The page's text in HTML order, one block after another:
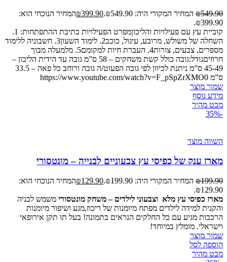
₪549.90 המחיר המקורי היה: ₪549.90. ₪399.90
המחיר הנוכחי הוא:
₪399.90.
קוביית עץ עם פעילויות והליכוןמפרט הפעילויות בתיבת ההתפתחות: 1.
השחלה של משולש, מרובע, עיגול, כוכב2. לימוד השעון3. חשבוניה ללימוד
מספרים, צבעים, צורות4. העברת חיות למקומם5. מלמעלה מבוך
חרוזיםגודל:גובה כולל קשת משחקים – 58 ס”מ גובה עד הידית הליכון –
45-49 ס”מ ניתנת לכיוון לפי גובה הפעוט/ה גובה ורוחב כל פאה – 33.5
ס”מ https://www.youtube.com/watch?v=F_pSpZrXMO0
שמור מוצר
מידע נוסף
מבט מהיר
-35%
השווה מוצר
מארז ענק של כפיסי עץ צבעוניים לבנייה – מונטסורי
₪199.90 המחיר המקורי היה: ₪199.90. ₪129.90
המחיר הנוכחי הוא:
₪129.90.
מארז כפיסי עץ מלא וצבעוני לילדים– משחק מונטסורי משמש לבניה
והקנית למידה לילדים מפתח מיומנות של ריכוז,מגע ושיפור מיומנות
הרכבות מגיע עם כל החלקים הנראים בתמונה! בעל תו תקן אירופאי
וישראלי. מומלץ במיוחד!
שמור מוצר
הוספה לסל
מבט מהיר